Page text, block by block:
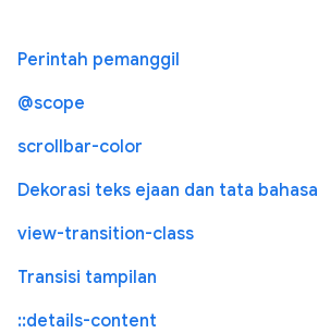
Perintah pemanggil
@scope
scrollbar-color
Dekorasi teks ejaan dan tata bahasa
view-transition-class
Transisi tampilan
::details-content